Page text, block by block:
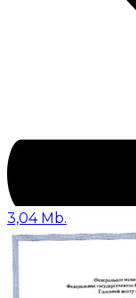
3,04 Mb.